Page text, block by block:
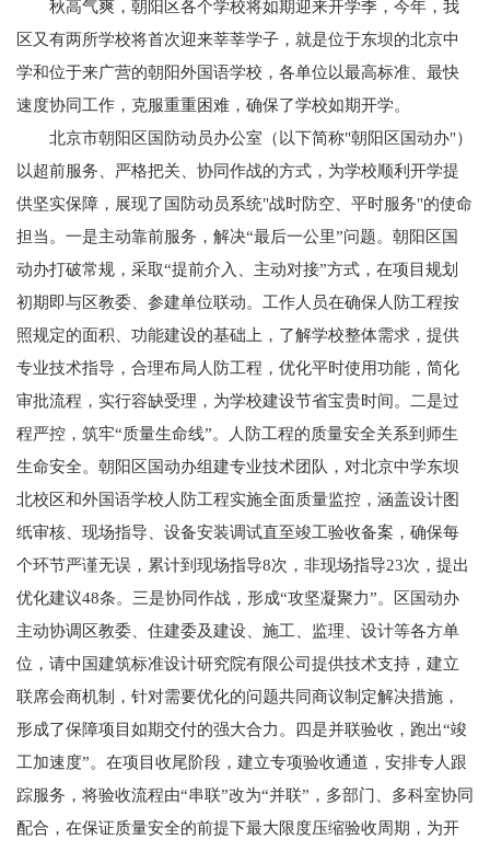
秋高气爽，朝阳区各个学校将如期迎来开学季，今年，我
区又有两所学校将首次迎来莘莘学子，就是位于东坝的北京中
学和位于来广营的朝阳外国语学校，各单位以最高标准、最快
速度协同工作，克服重重困难，确保了学校如期开学。
北京市朝阳区国防动员办公室（以下简称"朝阳区国动办"）
以超前服务、严格把关、协同作战的方式，为学校顺利开学提
供坚实保障，展现了国防动员系统"战时防空、平时服务"的使命
担当。一是主动靠前服务，解决“最后一公里”问题。朝阳区国
动办打破常规，采取“提前介入、主动对接”方式，在项目规划
初期即与区教委、参建单位联动。工作人员在确保人防工程按
照规定的面积、功能建设的基础上，了解学校整体需求，提供
专业技术指导，合理布局人防工程，优化平时使用功能，简化
审批流程，实行容缺受理，为学校建设节省宝贵时间。二是过
程严控，筑牢“质量生命线”。人防工程的质量安全关系到师生
生命安全。朝阳区国动办组建专业技术团队，对北京中学东坝
北校区和外国语学校人防工程实施全面质量监控，涵盖设计图
纸审核、现场指导、设备安装调试直至竣工验收备案，确保每
个环节严谨无误，累计到现场指导8次，非现场指导23次，提出
优化建议48条。三是协同作战，形成“攻坚凝聚力”。区国动办
主动协调区教委、住建委及建设、施工、监理、设计等各方单
位，请中国建筑标准设计研究院有限公司提供技术支持，建立
联席会商机制，针对需要优化的问题共同商议制定解决措施，
形成了保障项目如期交付的强大合力。四是并联验收，跑出“竣
工加速度”。在项目收尾阶段，建立专项验收通道，安排专人跟
踪服务，将验收流程由“串联”改为“并联”，多部门、多科室协同
配合，在保证质量安全的前提下最大限度压缩验收周期，为开